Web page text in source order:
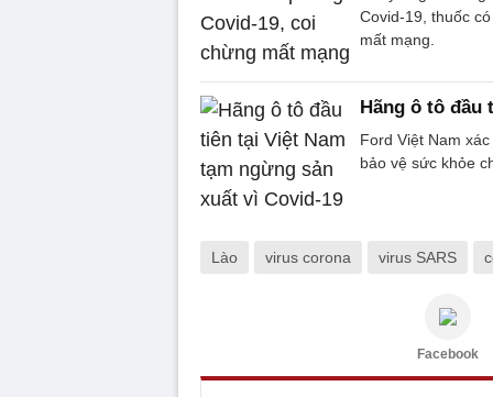
Covid-19, thuốc
mất mạng.
Hãng ô tô đầu
Ford Việt Nam
bảo vệ sức khỏe
Lào virus corona virus SARS
Facebook